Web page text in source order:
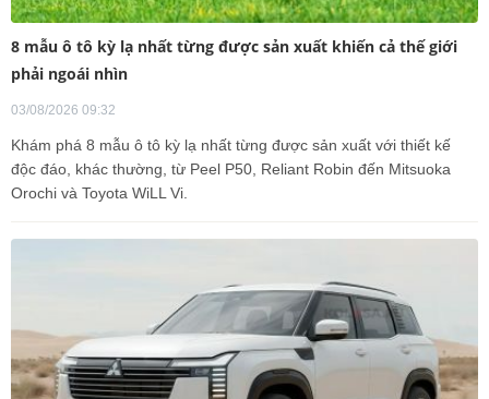
8 mẫu ô tô kỳ lạ nhất từng được sản xuất khiến cả thế giới
phải ngoái nhìn
03/08/2026 09:32
Khám phá 8 mẫu ô tô kỳ lạ nhất từng được sản xuất với thiết kế
độc đáo, khác thường, từ Peel P50, Reliant Robin đến Mitsuoka
Orochi và Toyota WiLL Vi.